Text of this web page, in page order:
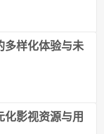
多样化体验与未
化影视资源与用